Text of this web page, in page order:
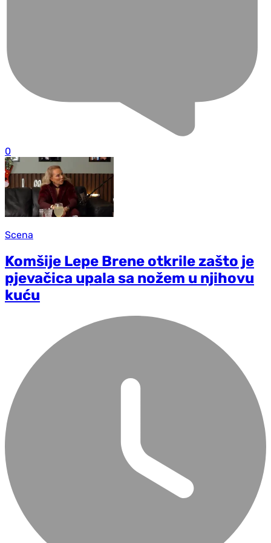
0
Scena
Komšije Lepe Brene otkrile zašto je
pjevačica upala sa nožem u njihovu
kuću